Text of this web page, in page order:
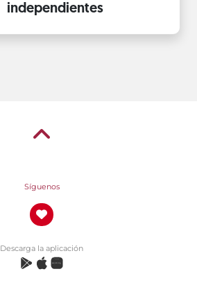
independientes
Síguenos
Descarga la aplicación